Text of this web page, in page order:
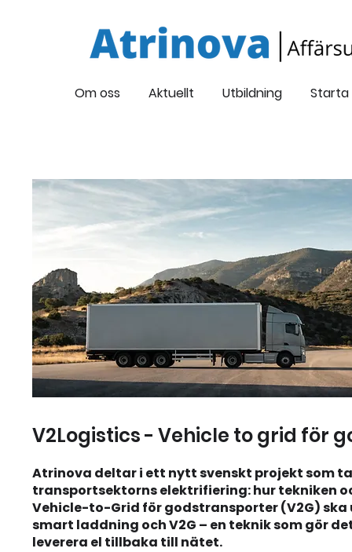
Om oss Aktuellt Utbildning
V2Logistics - Vehicle to grid för
Atrinova deltar i ett nytt svenskt projekt som
transportsektorns elektrifiering: hur tekniken
Vehicle-to-Grid för godstransporter (V2G)
smart laddning och V2G – en teknik som gör
leverera el tillbaka till nätet.